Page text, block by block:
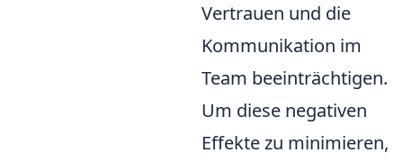
Vertrauen und die
Kommunikation im
Team beeinträchtigen.
Um diese negativen
Effekte zu minimieren,